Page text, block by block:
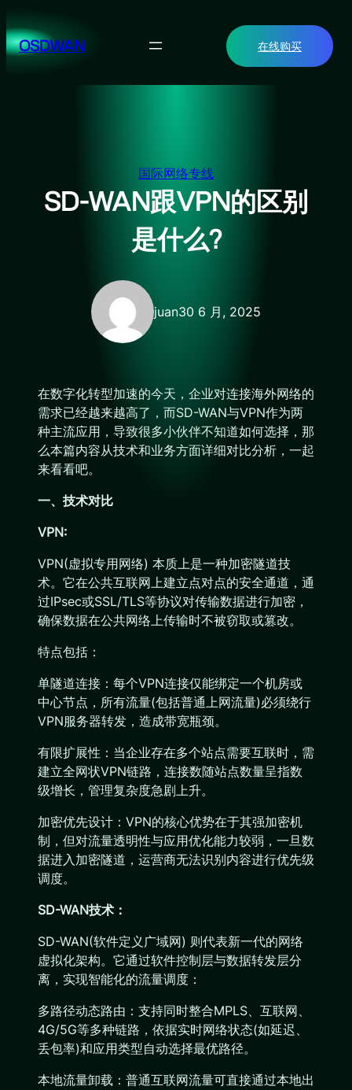
至
内OSDWAN 在线购买
国际网络专线
SD-WAN跟VPN的区别
是什么?
juan30 6 月, 2025
在数字化转型加速的今天，企业对连接海外网络的
需求已经越来越高了，而SD-WAN与VPN作为两
种主流应用，导致很多小伙伴不知道如何选择，那
么本篇内容从技术和业务方面详细对比分析，一起
来看看吧。
一、技术对比
VPN:
VPN(虚拟专用网络) 本质上是一种加密隧道技
术。它在公共互联网上建立点对点的安全通道，通
过IPsec或SSL/TLS等协议对传输数据进行加密，
确保数据在公共网络上传输时不被窃取或篡改。
特点包括：
单隧道连接：每个VPN连接仅能绑定一个机房或
中心节点，所有流量(包括普通上网流量)必须绕行
VPN服务器转发，造成带宽瓶颈。
有限扩展性：当企业存在多个站点需要互联时，需
建立全网状VPN链路，连接数随站点数量呈指数
级增长，管理复杂度急剧上升。
加密优先设计：VPN的核心优势在于其强加密机
制，但对流量透明性与应用优化能力较弱，一旦数
据进入加密隧道，运营商无法识别内容进行优先级
调度。
SD-WAN技术：
SD-WAN(软件定义广域网) 则代表新一代的网络
虚拟化架构。它通过软件控制层与数据转发层分
离，实现智能化的流量调度：
多路径动态路由：支持同时整合MPLS、互联网、
4G/5G等多种链路，依据实时网络状态(如延迟、
丢包率)和应用类型自动选择最优路径。
本地流量卸载：普通互联网流量可直接通过本地出